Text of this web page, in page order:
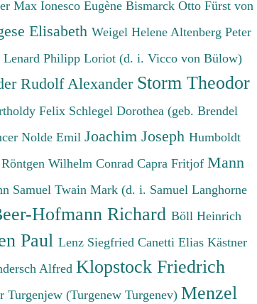
MaxIonesco EugèneBismarck Otto Fürst von
Elisabeth Weigel Helene Altenberg Peter
Lenard Philipp Loriot (d. i. Vicco von Bülow)
Rudolf Alexander Storm Theodor
Felix Schlegel Dorothea (geb. Brendel
Nolde Emil Joachim Joseph Humboldt
Röntgen Wilhelm Conrad Capra Fritjof Mann
Samuel Twain Mark (d. i. Samuel Langhorne
Hofmann Richard Böll Heinrich
Paul Lenz Siegfried Canetti Elias Kästner
Alfred Klopstock Friedrich
Turgenjew (Turgenew Turgenev) Menzel